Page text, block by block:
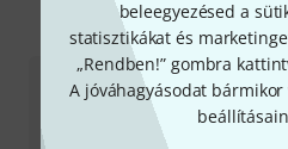
beleegyezésed a
statisztikákat és
„Rendben!” gombra
A jóváhagyásodat
Így érhetsz
Ügyfélszolgálat -